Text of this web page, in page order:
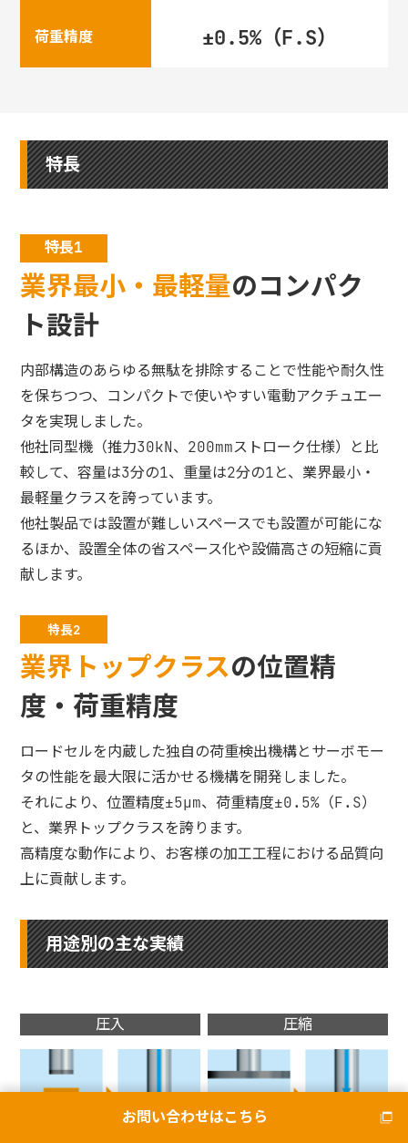
荷重精度 ±0.5%（F.S）
特長
特長1
業界最小・最軽量のコンパク
ト設計
内部構造のあらゆる無駄を排除することで性能や耐久性
を保ちつつ、コンパクトで使いやすい電動アクチュエー
タを実現しました。
他社同型機（推力30kN、200mmストローク仕様）と比
較して、容量は3分の1、重量は2分の1と、業界最小・
最軽量クラスを誇っています。
他社製品では設置が難しいスペースでも設置が可能にな
るほか、設置全体の省スペース化や設備高さの短縮に貢
献します。
特長2
業界トップクラスの位置精
度・荷重精度
ロードセルを内蔵した独自の荷重検出機構とサーボモー
タの性能を最大限に活かせる機構を開発しました。
それにより、位置精度±5µm、荷重精度±0.5%（F.S）
と、業界トップクラスを誇ります。
高精度な動作により、お客様の加工工程における品質向
上に貢献します。
用途別の主な実績
圧入 圧縮
お問い合わせはこちら